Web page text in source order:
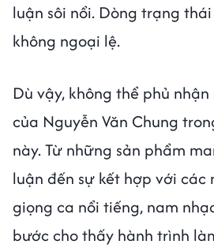
luận sôi nổi. Dòng trạng
không ngoại lệ.
Dù vậy, không thể phủ
của Nguyễn Văn Chung
này. Từ những sản phẩm
luận đến sự kết hợp với các
giọng ca nổi tiếng, nam
bước cho thấy hành trình